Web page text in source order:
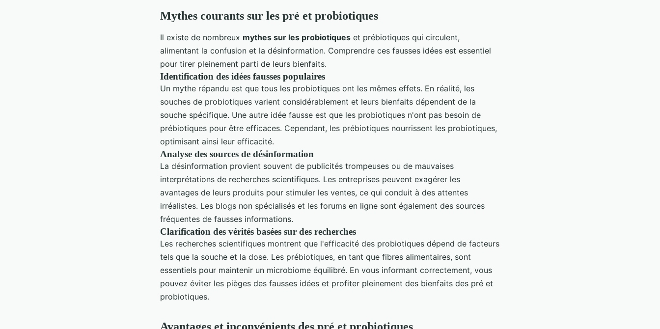
Mythes courants sur les pré et probiotiques
Il existe de nombreux mythes sur les probiotiques et prébiotiques qui circulent,
alimentant la confusion et la désinformation. Comprendre ces fausses idées est essentiel
pour tirer pleinement parti de leurs bienfaits.
Identification des idées fausses populaires
Un mythe répandu est que tous les probiotiques ont les mêmes effets. En réalité, les
souches de probiotiques varient considérablement et leurs bienfaits dépendent de la
souche spécifique. Une autre idée fausse est que les probiotiques n'ont pas besoin de
prébiotiques pour être efficaces. Cependant, les prébiotiques nourrissent les probiotiques,
optimisant ainsi leur efficacité.
Analyse des sources de désinformation
La désinformation provient souvent de publicités trompeuses ou de mauvaises
interprétations de recherches scientifiques. Les entreprises peuvent exagérer les
avantages de leurs produits pour stimuler les ventes, ce qui conduit à des attentes
irréalistes. Les blogs non spécialisés et les forums en ligne sont également des sources
fréquentes de fausses informations.
Clarification des vérités basées sur des recherches
Les recherches scientifiques montrent que l'efficacité des probiotiques dépend de facteurs
tels que la souche et la dose. Les prébiotiques, en tant que fibres alimentaires, sont
essentiels pour maintenir un microbiome équilibré. En vous informant correctement, vous
pouvez éviter les pièges des fausses idées et profiter pleinement des bienfaits des pré et
probiotiques.
Avantages et inconvénients des pré et probiotiques